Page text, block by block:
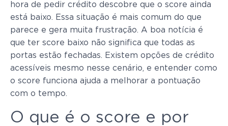
hora de pedir crédito descobre que o score ainda
está baixo. Essa situação é mais comum do que
parece e gera muita frustração. A boa notícia é
que ter score baixo não significa que todas as
portas estão fechadas. Existem opções de crédito
acessíveis mesmo nesse cenário, e entender como
o score funciona ajuda a melhorar a pontuação
com o tempo.
O que é o score e por